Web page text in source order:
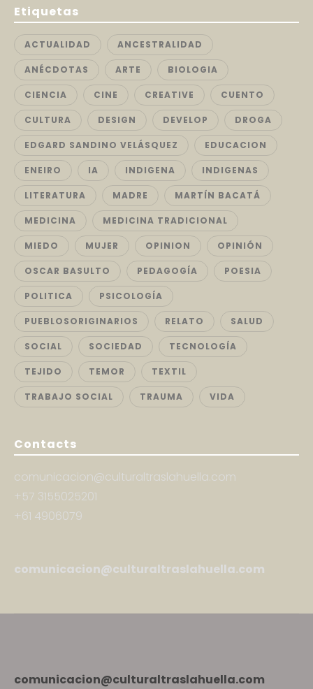
Etiquetas
ACTUALIDAD ANCESTRALIDAD
ANÉCDOTAS ARTE BIOLOGIA
CIENCIA CINE CREATIVE CUENTO
CULTURA DESIGN DEVELOP DROGA
EDGARD SANDINO VELÁSQUEZ EDUCACION
ENEIRO IA INDIGENA INDIGENAS
LITERATURA MADRE MARTÍN BACATÁ
MEDICINA MEDICINA TRADICIONAL
MIEDO MUJER OPINION OPINIÓN
OSCAR BASULTO PEDAGOGÍA POESIA
POLITICA PSICOLOGÍA
PUEBLOSORIGINARIOS RELATO SALUD
SOCIAL SOCIEDAD TECNOLOGÍA
TEJIDO TEMOR TEXTIL
TRABAJO SOCIAL TRAUMA VIDA
Contacts
comunicacion@culturaltraslahuella.com
+57 3155025201
+61 4906079
comunicacion@culturaltraslahuella.com
comunicacion@culturaltraslahuella.com